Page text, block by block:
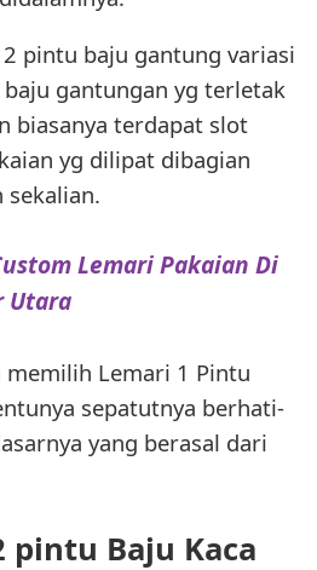
pintu baju gantung variasi
gantungan yg terletak
biasanya terdapat slot
yg dilipat dibagian
sekalian.
Lemari Pakaian Di
Utara
memilih Lemari 1 Pintu
sepatutnya berhati-
yang berasal dari
pintu Baju Kaca